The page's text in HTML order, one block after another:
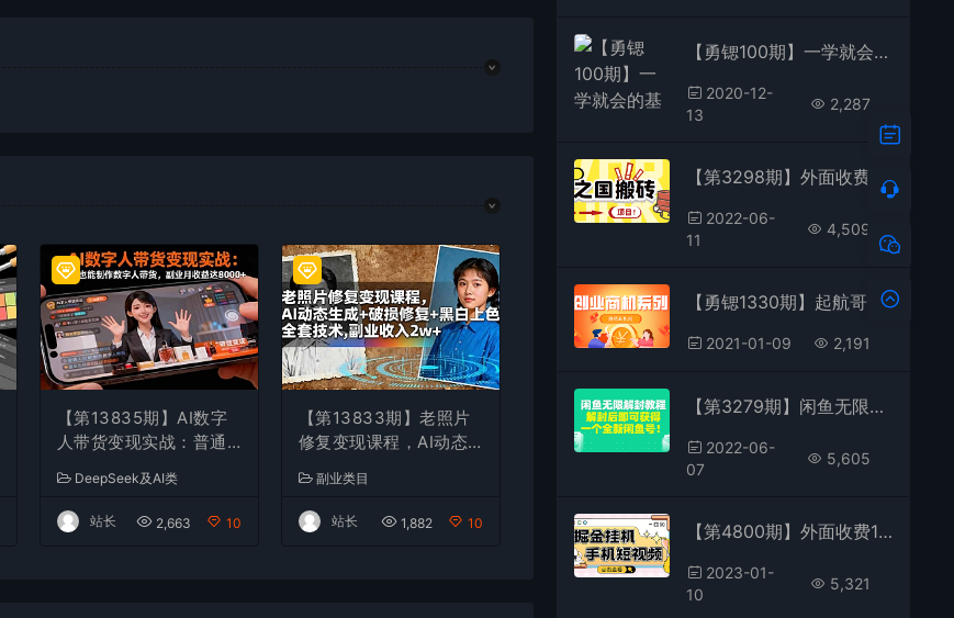
【第13835期】AI数字
人带货变现实战：普通
货，副业月收益达8000
+
DeepSeek及AI类
站长 2,663 10
【第13833期】老照片
修复变现课程，AI动态
色+全套技术,副业收入2
w+
副业类目
站长 1,882 10
【勇锶100期】一学就会的基金课，成为朋友圈最会赚钱的人【完结】
2020-12-
13
2,287
【第3298期】外面收费8888的链游‘二之国’搬砖项目，20开日收益400+【详细操作教程】
2022-06-
11
4,509
【勇锶1330期】起航哥暴力搬运不封号最新教程 如何让闲鱼单品卖爆和零投资实现月入过万
2021-01-09 2,191
【第3279期】闲鱼无限解封教程，解封后即可获得一个全新闲鱼号，一单80到180
2022-06-
07
5,605
【第4800期】外面收费1980的手机短视频挂机掘金项目，号称单窗口5的项目【软件+教程】
2023-01-
10
5,321